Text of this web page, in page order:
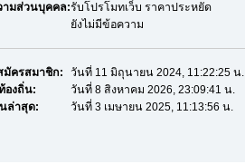
ามส่วนบุคคล:รับโปรโมทเว็บ ราคาประหยัด
ยังไม่มีข้อความ
มัครสมาชิก:
วันที่ 11 มิถุนายน 2024, 11:22:25 น.
องถิ่น:
วันที่ 8 สิงหาคม 2026, 23:09:41 น.
ล่าสุด:
วันที่ 3 เมษายน 2025, 11:13:56 น.